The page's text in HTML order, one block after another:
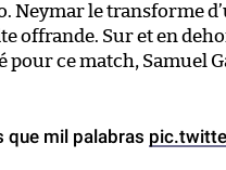
Neymar le transforme
offrande. Sur et en
pour ce match, Samuel
que mil palabras